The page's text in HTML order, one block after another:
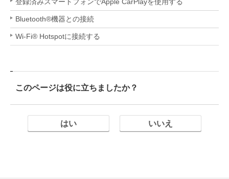
Bluetooth®機器との接続
Wi-Fi® Hotspotに接続する
このページは役に立ちましたか？
はい いいえ